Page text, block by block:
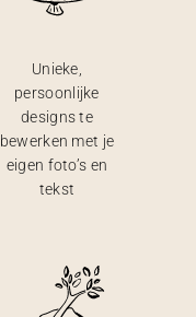
Unieke,
persoonlijke
designs te
bewerken met je
eigen foto’s en
tekst